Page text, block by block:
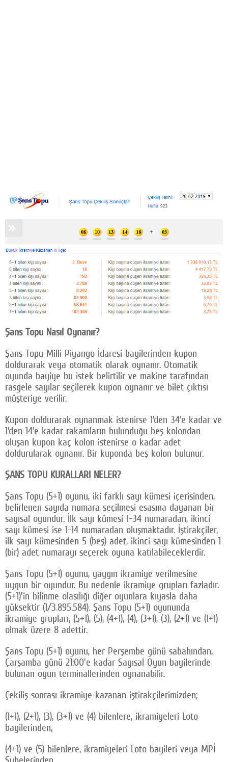
Şans Topu Nasıl Oynanır?
Şans Topu Milli Piyango İdaresi bayilerinden kupon
doldurarak veya otomatik olarak oynanır. Otomatik
oyunda bayiye bu istek belirtilir ve makine tarafından
rasgele sayılar seçilerek kupon oynanır ve bilet çıktısı
müşteriye verilir.
Kupon doldurarak oynanmak istenirse 1’den 34’e kadar ve
1’den 14’e kadar rakamların bulunduğu beş kolondan
oluşan kupon kaç kolon istenirse o kadar adet
doldurularak oynanır. Bir kuponda beş kolon bulunur.
ŞANS TOPU KURALLARI NELER?
Şans Topu (5+1) oyunu, iki farklı sayı kümesi içerisinden,
belirlenen sayıda numara seçilmesi esasına dayanan bir
sayısal oyundur. İlk sayı kümesi 1-34 numaradan, ikinci
sayı kümesi ise 1-14 numaradan oluşmaktadır. İştirakçiler,
ilk sayı kümesinden 5 (beş) adet, ikinci sayı kümesinden 1
(bir) adet numarayı seçerek oyuna katılabileceklerdir.
Şans Topu (5+1) oyunu, yaygın ikramiye verilmesine
uygun bir oyundur. Bu nedenle ikramiye grupları fazladır.
(5+1)'in bilinme olasılığı diğer oyunlara kıyasla daha
yüksektir (1/3.895.584). Şans Topu (5+1) oyununda
ikramiye grupları, (5+1), (5), (4+1), (4), (3+1), (3), (2+1) ve (1+1)
olmak üzere 8 adettir.
Şans Topu (5+1) oyunu, her Perşembe günü sabahından,
Çarşamba günü 21:00'e kadar Sayısal Oyun bayilerinde
bulunan oyun terminallerinden oynanabilir.
Çekiliş sonrası ikramiye kazanan iştirakçilerimizden;
(1+1), (2+1), (3), (3+1) ve (4) bilenlere, ikramiyeleri Loto
bayilerinden,
(4+1) ve (5) bilenlere, ikramiyeleri Loto bayileri veya MPİ